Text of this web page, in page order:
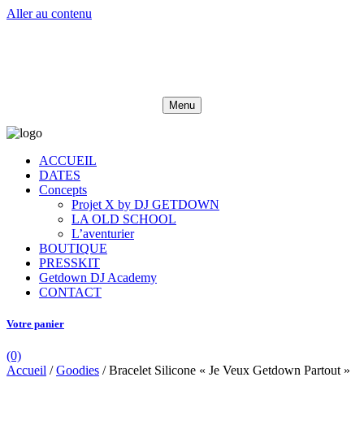
Aller au contenu
Menu
ACCUEIL
DATES
Concepts
Projet X by DJ GETDOWN
LA OLD SCHOOL
L’aventurier
BOUTIQUE
PRESSKIT
Getdown DJ Academy
CONTACT
Votre panier
(0)
Accueil /Goodies / Bracelet Silicone « Je Veux Getdown Partout »